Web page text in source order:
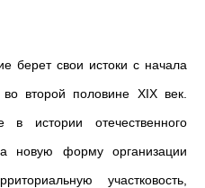
берет свои истоки с начала
второй половине XIX век.
истории отечественного
новую форму организации
участковость,